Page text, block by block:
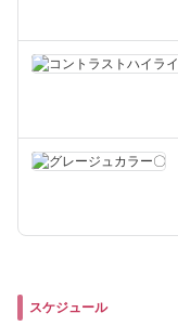
スケジュール